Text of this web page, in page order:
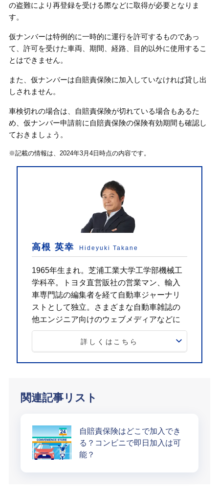
の盗難により再登録を受ける際などに取得が必要となりま
す。
仮ナンバーは特例的に一時的に運行を許可するものであっ
て、許可を受けた車両、期間、経路、目的以外に使用するこ
とはできません。
また、仮ナンバーは自賠責保険に加入していなければ貸し出
しされません。
車検切れの場合は、自賠責保険が切れている場合もあるた
め、仮ナンバー申請前に自賠責保険の保険有効期間も確認し
ておきましょう。
※記載の情報は、2024年3月4日時点の内容です。
高根 英幸 Hideyuki Takane
1965年生まれ。芝浦工業大学工学部機械工
学科卒。トヨタ直営販社の営業マン、輸入
車専門誌の編集者を経て自動車ジャーナリ
ストとして独立。さまざまな自動車雑誌の
他エンジニア向けのウェブメディアなどに
寄稿している。
近著に『電気自動車用パワーユニットの必
（日経BP社）がある。
詳しくはこちら
関連記事リスト
自賠責保険はどこで加入でき
る？コンビニで即日加入は可
能？